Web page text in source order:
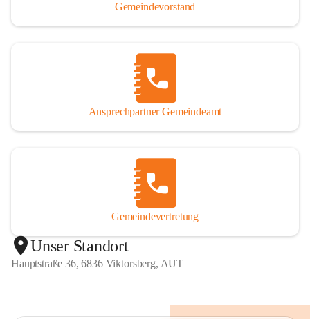
Gemeindevorstand
Ansprechpartner Gemeindeamt
Gemeindevertretung
Unser Standort
Hauptstraße 36, 6836 Viktorsberg, AUT